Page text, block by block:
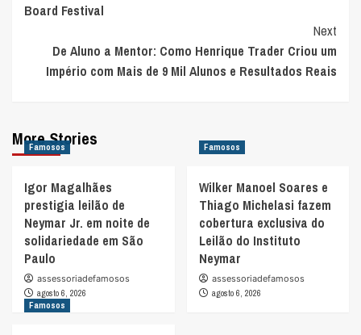
Board Festival
Next
De Aluno a Mentor: Como Henrique Trader Criou um
Império com Mais de 9 Mil Alunos e Resultados Reais
More Stories
Famosos
Igor Magalhães
prestigia leilão de
Neymar Jr. em noite de
solidariedade em São
Paulo
assessoriadefamosos
agosto 6, 2026
Famosos
Wilker Manoel Soares e
Thiago Michelasi fazem
cobertura exclusiva do
Leilão do Instituto
Neymar
assessoriadefamosos
agosto 6, 2026
Famosos